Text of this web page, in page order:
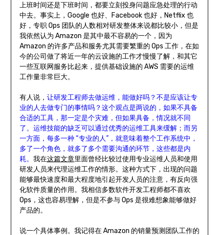
上班时间还是下班时间，都要立刻投身问题应急处理的行动
中去。事实上，Google 也好、Facebook 也好，Netflix 也
好，专职 Ops 团队的人数相对研发整体来说都比较小，但是
我依然认为 Amazon 是其中最不容易的一个，因为
Amazon 的许多产品和服务尤其需要繁重的 Ops 工作，在如
今的公司做了将近一年的云设施的工作才慢慢了解，和其它
一些互联网服务比起来，提供基础设施的 AWS 需要的运维
工作量非常巨大。
有人说， 让研发工程师去做运维，能做好吗？不是应该让专
业的人去做专门的事情吗？这个观点是两说的，如果不具备
合适的工具，那一定是个灾难，但如果具备，情况就不同
了。运维技能的缺乏可以通过优秀的运维工具来缓解；而另
一方面，每多一种 “专业的人”，就意味着整个工作系统中，
多了一个角色，就多了多个需要沟通的环节，这些都是内
耗。 我在这篇文章里面曾经比较过使用专业运维人员和使用
研发人员来代理运维工作的情形。这种方式下，出现的问题
能够最快速度和最大程度地引起开发人员的注意，有反向强
化软件质量的作用。我相信多数软件开发工程师都不喜欢
Ops，这也容易理解，但是不参与 Ops 是很难想象能够做好
产品的。
说一个具体事例。我记得在 Amazon 的销量预测团队工作的